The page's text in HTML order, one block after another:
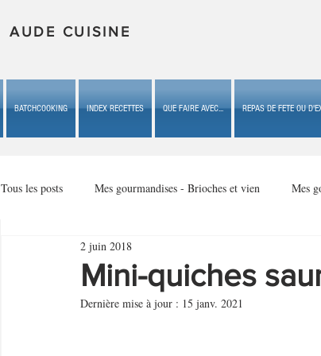
AUDE CUISINE
BATCHCOOKING INDEX RECETTES QUE FAIRE AVEC... REPAS DE FETE OU
Tous les posts Mes gourmandises - Brioches et vien Mes
Mes gourmandises - les gâteaux du b
Mes gourmandises - plaisirs d'enfan
Mini-quiches
2 juin 2018
Dernière mise à jour : 15 janv. 2021